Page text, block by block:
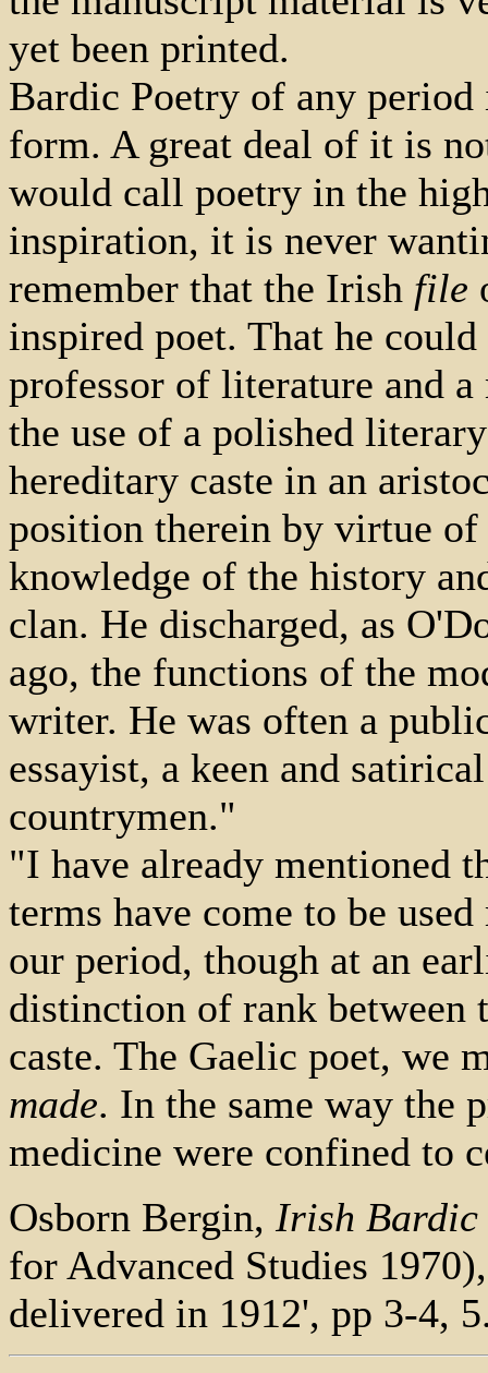
yet been printed.
Bardic Poetry of any
form. A great deal of it is
would call poetry in the
inspiration, it is never
remember that the Irish file
inspired poet. That he
professor of literature and
the use of a polished
hereditary caste in an
position therein by virtue
knowledge of the history
clan. He discharged, as
ago, the functions of the
writer. He was often a
essayist, a keen and
countrymen."
"I have already mentioned
terms have come to be
our period, though at an
distinction of rank
caste. The Gaelic poet, we
made. In the same way the
medicine were confined to
Osborn Bergin, Irish Bardic
for Advanced Studies
delivered in 1912', pp 3-4,